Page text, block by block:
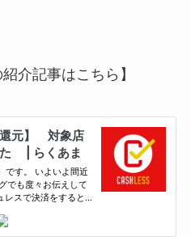
介記事はこちら】